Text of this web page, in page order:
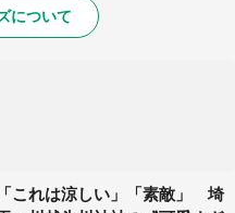
について
「これは涼しい」「素敵」 埼